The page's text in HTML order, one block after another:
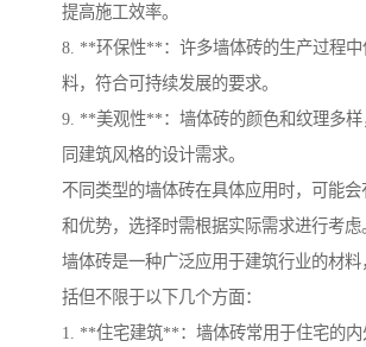
提高施工效率。
8. **环保性**：许多墙体砖的生产过程中
料，符合可持续发展的要求。
9. **美观性**：墙体砖的颜色和纹理多样
同建筑风格的设计需求。
不同类型的墙体砖在具体应用时，可能会
和优势，选择时需根据实际需求进行考虑
墙体砖是一种广泛应用于建筑行业的材
括但不限于以下几个方面：
1. **住宅建筑**：墙体砖常用于住宅的内